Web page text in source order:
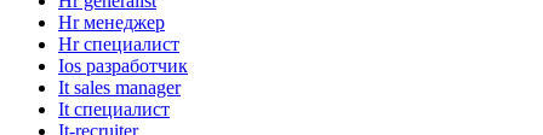
Hr менеджер
Hr специалист
Ios разработчик
It sales manager
It специалист
It-recruiter